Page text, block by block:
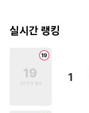
실시간 랭킹
1